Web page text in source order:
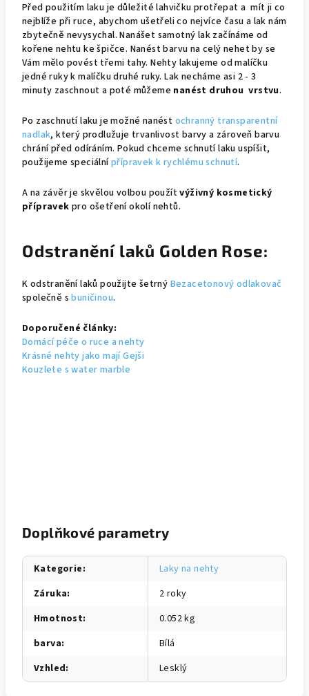
Před použitím laku je důležité lahvičku protřepat a mít ji co
nejblíže při ruce, abychom ušetřeli co nejvíce času a lak nám
zbytečně nevysychal. Nanášet samotný lak začínáme od
kořene nehtu ke špičce. Nanést barvu na celý nehet by se
Vám mělo povést třemi tahy. Nehty lakujeme od malíčku
jedné ruky k malíčku druhé ruky. Lak necháme asi 2 - 3
minuty zaschnout a poté můžeme nanést druhou vrstvu.
Po zaschnutí laku je možné nanést ochranný transparentní
nadlak, který prodlužuje trvanlivost barvy a zároveň barvu
chrání před odíráním. Pokud chceme schnutí laku uspíšit,
použijeme speciálnípřípravek k rychlému schnutí.
A na závěr je skvělou volbou použítvýživný kosmetický
přípravekpro ošetření okolí nehtů.
Odstranění laků Golden Rose:
K odstranění laků použijte šetrný Bezacetonový odlakovač
společně sbuničinou.
Doporučené články:
Domácí péče o ruce a nehty
Krásné nehty jako mají Gejši
Kouzlete s water marble
Doplňkové parametry
Kategorie:
Laky na nehty
Záruka:
2 roky
Hmotnost:
0.052 kg
barva:
Bílá
Vzhled: Lesklý